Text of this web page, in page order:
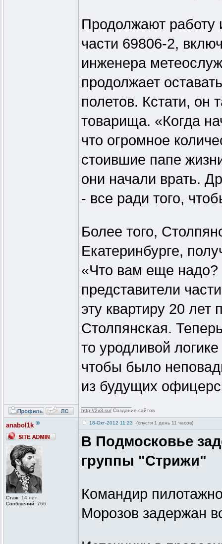
Продолжают работу
части 69806-2,
инженера
продолжает
полетов. Кстати, он
товарища. «Когда
что огромное
стоившие папе
они начали врать.
- все ради того,
Более того,
Екатеринбурге,
«Что вам еще надо?
представители
эту квартиру 20 лет
Столпянская.
то уродливой
чтобы было
из будущих
http://2v3.su/ Создание сайтов
anabol1k ®
Стаж: 14 лет
Сообщений: 766
18-Окт-2012 11:23 (спустя 1 день 11 часов)
В Подмосковье
группы "Стрижи"
Командир
Морозов задержан